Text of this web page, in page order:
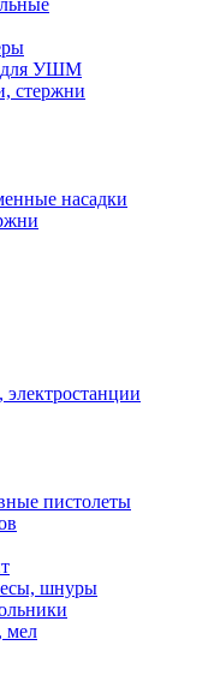
для УШМ
стержни
насадки
пистолеты
шнуры
мел